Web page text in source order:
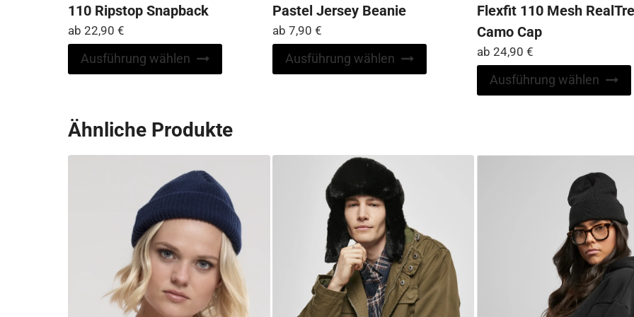
110 Ripstop Snapback
ab 22,90 €
Ausführung wählen
Produkt
Varianten
Optionen
können
auf
der
Produktseite
gewählt
werden
Pastel Jersey Beanie
ab 7,90 €
Ausführung wählen
Produkt
der
Produktseite
gewählt
werden
Flexfit 110 Mesh
Camo Cap
ab 24,90 €
Ausführung wählen
Ähnliche Produkte